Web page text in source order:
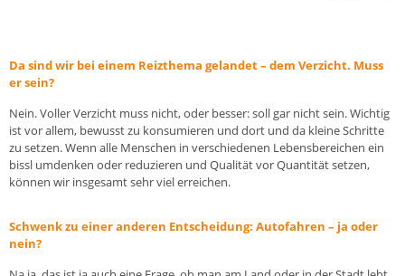
Da sind wir bei einem Reizthema gelandet – dem Verzicht. Muss
er sein?
Nein. Voller Verzicht muss nicht, oder besser: soll gar nicht sein. Wichtig
ist vor allem, bewusst zu konsumieren und dort und da kleine Schritte
zu setzen. Wenn alle Menschen in verschiedenen Lebensbereichen ein
bissl umdenken oder reduzieren und Qualität vor Quantität setzen,
können wir insgesamt sehr viel erreichen.
Schwenk zu einer anderen Entscheidung: Autofahren – ja oder
nein?